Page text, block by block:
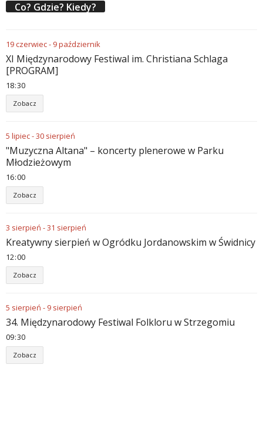
Co? Gdzie? Kiedy?
19czerwiec- 9październik
XI Międzynarodowy Festiwal im. Christiana Schlaga
[PROGRAM]
18:30
Zobacz
5 lipiec-30 sierpień
"Muzyczna Altana" – koncerty plenerowe w Parku
Młodzieżowym
16:00
Zobacz
3 sierpień -31 sierpień
Kreatywny sierpień w Ogródku Jordanowskim w Świdnicy
12:00
Zobacz
5 sierpień - 9 sierpień
34. Międzynarodowy Festiwal Folkloru w Strzegomiu
09:30
Zobacz